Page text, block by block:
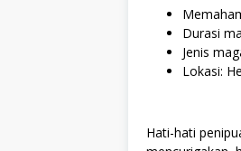
Durasi
Jenis
Lokasi:
Hati-hati